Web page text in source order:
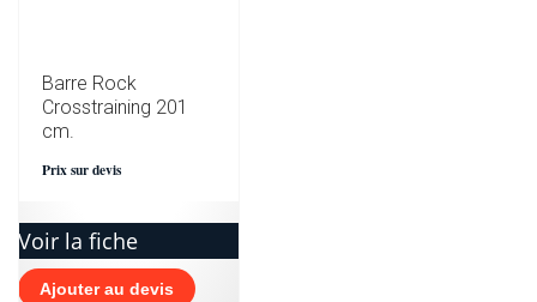
Barre Rock
Crosstraining 201
cm.
Prix sur devis
Voir la fiche
Ajouter au devis